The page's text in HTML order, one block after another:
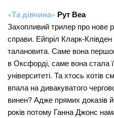
«Та дівчина» Рут Веа
Захопливий трилер про нове
справи. Ейпріл Кларк-
талановита. Саме вона
в Оксфорді, саме вона стала
університеті. Та хтось хотів
впала на дивакуватого
винен? Адже прямих доказів
років потому Ганна Джонс